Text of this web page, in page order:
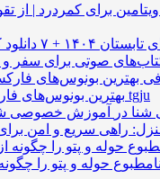
برای کمردرد | از
۷ کتاب صوتی برای تابستان ۱۴۰۴ +
صوتی برای سفر
بهترین بونوس‌های فارکس در سایت tgju
در
راهی سریع و امن
نامطبوع حوله و پتو را